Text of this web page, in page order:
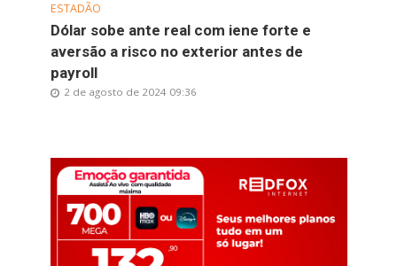
ESTADÃO
Dólar sobe ante real com iene forte e
aversão a risco no exterior antes de
payroll
2 de agosto de 2024 09:36